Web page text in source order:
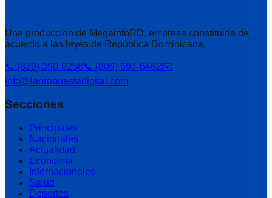
Una producción de MegainfoRD, empresa constituida de
acuerdo a las leyes de República Dominicana.
📞 (829) 390-8258📞 (809) 697-6462✉️
info@lapropuestadigital.com
Secciones
Principales
Nacionales
Actualidad
Economía
Internacionales
Salud
Deportes